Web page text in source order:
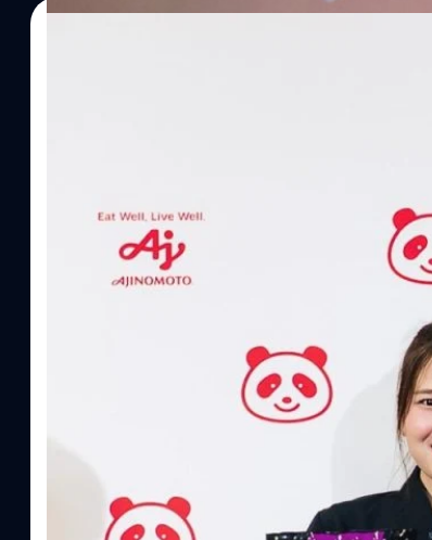
บริษัท อายิโนะโมะโต๊ะ (ประเทศไทย) จำกัด จัดงาน The
แนวคิดการดำเนินธุรกิจและการพัฒนาผลิตภัณฑ์ที่ขับเคลื่อ
ผู้บริโภค ท่ามกลางการเติบโตของตลาด Health &
บาท หรือคิดเป็นสัดส่วนราว 8% ของผลิตภัณฑ์มวลรวมในปร
ความรู้หลักรูปแบบผลิตภัณฑ์ / โซลูชันกลุ่มเป้าหมายหลัก
ประโยชน์จากกรดอะมิโน)aminoVITAL, AminoNITE,